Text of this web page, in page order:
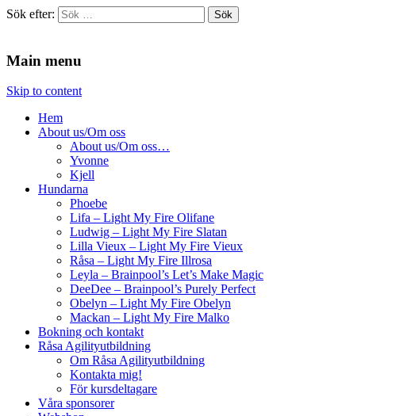
Sök efter:
Main menu
Skip to content
Hem
About us/Om oss
About us/Om oss…
Yvonne
Kjell
Hundarna
Phoebe
Lifa – Light My Fire Olifane
Ludwig – Light My Fire Slatan
Lilla Vieux – Light My Fire Vieux
Råsa – Light My Fire Illrosa
Leyla – Brainpool’s Let’s Make Magic
DeeDee – Brainpool’s Purely Perfect
Obelyn – Light My Fire Obelyn
Mackan – Light My Fire Malko
Bokning och kontakt
Råsa Agilityutbildning
Om Råsa Agilityutbildning
Kontakta mig!
För kursdeltagare
Våra sponsorer